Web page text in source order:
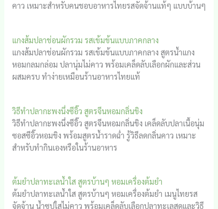
คาว เหมาะสำหรับคนชอบอาหารไทยรสจัดจ้านแท้ๆ แบบบ้านๆ
แกงส้มปลาช่อนผักรวม รสเข้มข้นแบบภาคกลาง
แกงส้มปลาช่อนผักรวม รสเข้มข้นแบบภาคกลาง สูตรน้ำแกง
หอมกลมกล่อม ปลานุ่มไม่คาว พร้อมเคล็ดลับเลือกผักและส่วน
ผสมครบ ทำง่ายเหมือนร้านอาหารไทยแท้
วิธีทำปลากะพงนึ่งซีอิ๊ว สูตรจีนหอมกลิ่นขิง
วิธีทำปลากะพงนึ่งซีอิ๊ว สูตรจีนหอมกลิ่นขิง เคล็ดลับปลาเนื้อนุ่ม
ซอสซีอิ๊วหอมขิง พร้อมสูตรน้ำราดฉ่ำ รู้วิธีลดกลิ่นคาว เหมาะ
สำหรับทำกินเองหรือในร้านอาหาร
ต้มยำปลาทะเลน้ำใส สูตรบ้านๆ หอมเครื่องต้มยำ
ต้มยำปลาทะเลน้ำใส สูตรบ้านๆ หอมเครื่องต้มยำ เมนูไทยรส
จัดจ้าน น้ำซุปใสไม่คาว พร้อมเคล็ดลับเลือกปลาทะเลสดและวิธี